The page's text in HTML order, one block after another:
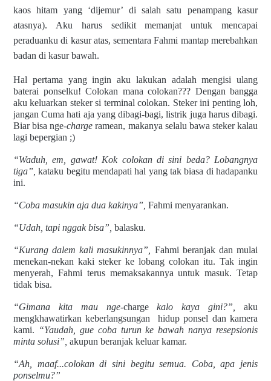
kaos hitam yang ‘dijemur’ di salah satu penampang kasur
atasnya). Aku harus sedikit memanjat untuk mencapai
peraduanku di kasur atas, sementara Fahmi mantap merebahkan
badan di kasur bawah.
Hal pertama yang ingin aku lakukan adalah mengisi ulang
baterai ponselku! Colokan mana colokan??? Dengan bangga
aku keluarkan steker si terminal colokan. Steker ini penting loh,
jangan Cuma hati aja yang dibagi-bagi, listrik juga harus dibagi.
Biar bisa nge-charge ramean, makanya selalu bawa steker kalau
lagi bepergian ;)
“Waduh, em, gawat! Kok colokan di sini beda? Lobangnya
tiga”, kataku begitu mendapati hal yang tak biasa di hadapanku
ini.
“Coba masukin aja dua kakinya”, Fahmi menyarankan.
“Udah, tapi nggak bisa”, balasku.
“Kurang dalem kali masukinnya”, Fahmi beranjak dan mulai
menekan-nekan kaki steker ke lobang colokan itu. Tak ingin
menyerah, Fahmi terus memaksakannya untuk masuk. Tetap
tidak bisa.
“Gimana kita mau nge-chargekalo kaya gini?”,
aku
mengkhawatirkan keberlangsungan
hidup ponsel dan kamera
kami. “Yaudah, gue coba turun ke bawah nanya resepsionis
minta solusi”, akupun beranjak keluar kamar.
“Ah, maaf...colokan di sini begitu semua. Coba, apa jenis
ponselmu?”